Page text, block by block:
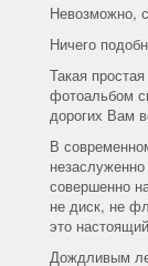
Невозможно,
Ничего
Такая
фотоальбом
дорогих Вам
В
совершенно
не диск, не
это
Дождливым